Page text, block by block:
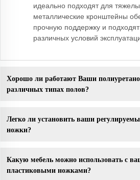
идеально подходят для
металлические кронштейны
прочную поддержку и
различных условий
Хорошо ли работают Ваши
различных типах полов?
Легко ли установить ваши
ножки?
Какую мебель можно использовать с
пластиковыми ножками?